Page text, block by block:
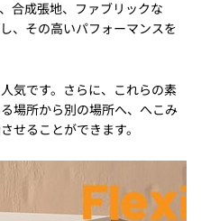
合成張地、ファブリックな
、その高いパフォーマンスを
気です。さらに、これらの素
場所から別の場所へ、へこみ
せることができます。